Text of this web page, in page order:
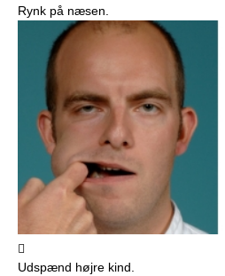
Rynk på næsen.

Udspænd højre kind.